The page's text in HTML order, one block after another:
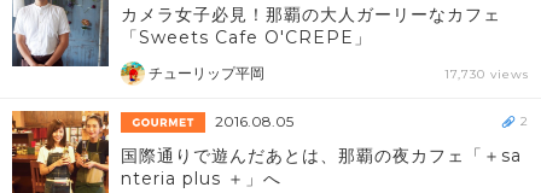
カメラ女子必見！那覇の大人ガーリーなカフェ
「Sweets Cafe O'CREPE」
チューリップ平岡 17,730 views
2016.08.05
国際通りで遊んだあとは、那覇の夜カフェ「＋sa
nteria plus ＋」へ
2